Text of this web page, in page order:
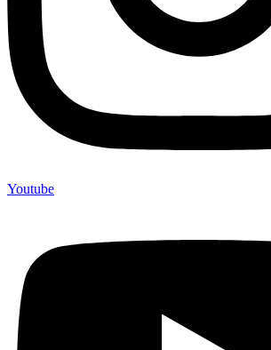
Youtube